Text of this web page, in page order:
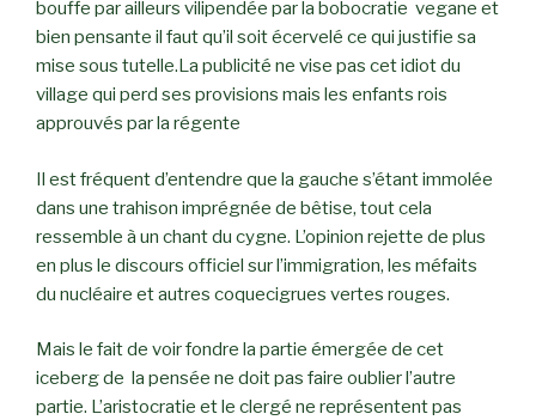
bouffe par ailleurs vilipendée par la bobocratie vegane et
bien pensante il faut qu’il soit écervelé ce qui justifie sa
mise sous tutelle.La publicité ne vise pas cet idiot du
village qui perd ses provisions mais les enfants rois
approuvés par la régente
Il est fréquent d’entendre que la gauche s’étant immolée
dans une trahison imprégnée de bêtise, tout cela
ressemble à un chant du cygne. L’opinion rejette de plus
en plus le discours officiel sur l’immigration, les méfaits
du nucléaire et autres coquecigrues vertes rouges.
Mais le fait de voir fondre la partie émergée de cet
iceberg de la pensée ne doit pas faire oublier l’autre
partie. L’aristocratie et le clergé ne représentent pas